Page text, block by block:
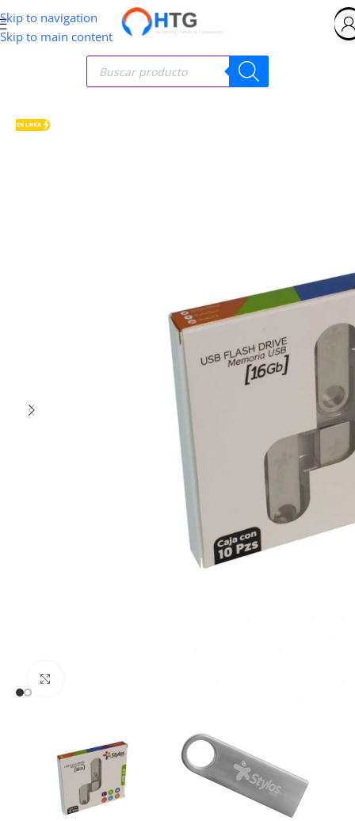
Skip to navigation
Skip to main content